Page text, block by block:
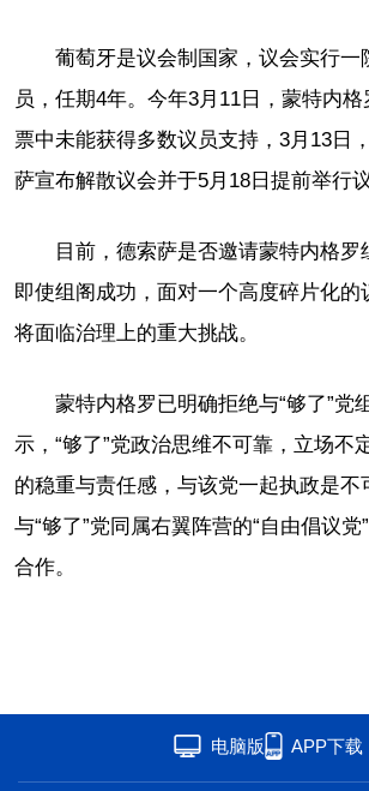
葡萄牙是议会制国家，议会实行一
员，任期4年。今年3月11日，蒙特内
票中未能获得多数议员支持，3月13日
萨宣布解散议会并于5月18日提前举行议
目前，德索萨是否邀请蒙特内格罗
即使组阁成功，面对一个高度碎片化的
将面临治理上的重大挑战。
蒙特内格罗已明确拒绝与“够了”党
示，“够了”党政治思维不可靠，立场不
的稳重与责任感，与该党一起执政是不
与“够了”党同属右翼阵营的“自由倡议
合作。
电脑版 APP下载